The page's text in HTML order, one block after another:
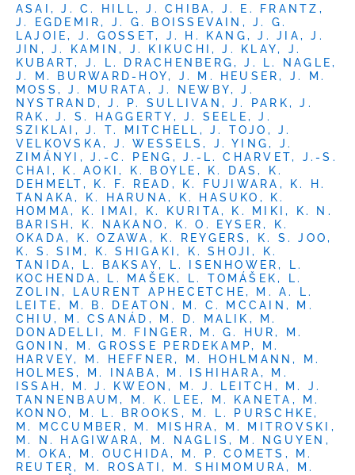
ASAI, J. C. HILL, J. CHIBA, J. E. FRANTZ,
J. EGDEMIR, J. G. BOISSEVAIN, J. G.
LAJOIE, J. GOSSET, J. H. KANG, J. JIA, J.
JIN, J. KAMIN, J. KIKUCHI, J. KLAY, J.
KUBART, J. L. DRACHENBERG, J. L. NAGLE,
J. M. BURWARD-HOY, J. M. HEUSER, J. M.
MOSS, J. MURATA, J. NEWBY, J.
NYSTRAND, J. P. SULLIVAN, J. PARK, J.
RAK, J. S. HAGGERTY, J. SEELE, J.
SZIKLAI, J. T. MITCHELL, J. TOJO, J.
VELKOVSKA, J. WESSELS, J. YING, J.
ZIMÁNYI, J.-C. PENG, J.-L. CHARVET, J.-S.
CHAI, K. AOKI, K. BOYLE, K. DAS, K.
DEHMELT, K. F. READ, K. FUJIWARA, K. H.
TANAKA, K. HARUNA, K. HASUKO, K.
HOMMA, K. IMAI, K. KURITA, K. MIKI, K. N.
BARISH, K. NAKANO, K. O. EYSER, K.
OKADA, K. OZAWA, K. REYGERS, K. S. JOO,
K. S. SIM, K. SHIGAKI, K. SHOJI, K.
TANIDA, L. BAKSAY, L. ISENHOWER, L.
KOCHENDA, L. MAŠEK, L. TOMÁŠEK, L.
ZOLIN, LAURENT APHECETCHE, M. A. L.
LEITE, M. B. DEATON, M. C. MCCAIN, M.
CHIU, M. CSANÁD, M. D. MALIK, M.
DONADELLI, M. FINGER, M. G. HUR, M.
GONIN, M. GROSSE PERDEKAMP, M.
HARVEY, M. HEFFNER, M. HOHLMANN, M.
HOLMES, M. INABA, M. ISHIHARA, M.
ISSAH, M. J. KWEON, M. J. LEITCH, M. J.
TANNENBAUM, M. K. LEE, M. KANETA, M.
KONNO, M. L. BROOKS, M. L. PURSCHKE,
M. MCCUMBER, M. MISHRA, M. MITROVSKI,
M. N. HAGIWARA, M. NAGLIS, M. NGUYEN,
M. OKA, M. OUCHIDA, M. P. COMETS, M.
REUTER, M. ROSATI, M. SHIMOMURA, M.